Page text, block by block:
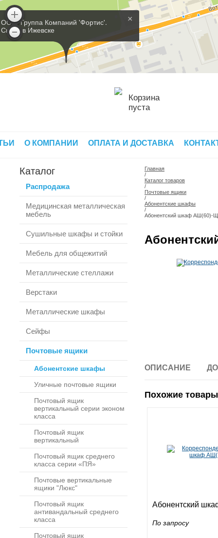
×
ООО 'Группа Компаний 'Фортис'.
Склад в Ижевске
Корзина
пуста
О КОМПАНИИ ОПЛАТА И ДОСТАВКА
Каталог
Распродажа
Медицинская металлическая
мебель
Сушильные шкафы и стойки
Мебель для общежитий
Металлические стеллажи
Верстаки
Металлические шкафы
Сейфы
Почтовые ящики
Абонентские шкафы
Уличные почтовые ящики
Почтовый ящик
вертикальный серии эконом
класса
Почтовый ящик
вертикальный
Почтовый ящик среднего
класса серии «ПЯ»
Почтовые вертикальные
ящики "Люкс"
Почтовый ящик
антивандальный среднего
класса
Почтовый ящик
Главная
/
Каталог товаров
/
Почтовые ящики
/
Абонентские шкафы
/
Абонентский шкаф АШ(60)-Щ
ОПИСАНИЕ
Похожие
Абонентский
По запросу